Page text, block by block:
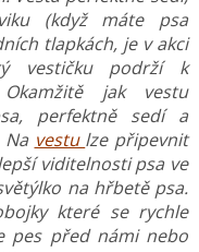
(když máte psa
tlapkách, je v akci
vestičku podrží k
jak vestu
perfektně sedí a
Na vestu lze připevnit
viditelnosti psa ve
na hřbetě psa.
které se rychle
pes před námi nebo